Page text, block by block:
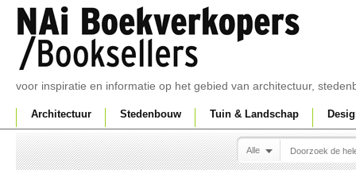
voor inspiratie en informatie op het gebied van architectuur,
Architectuur Stedenbouw Tuin & Landschap
Alle